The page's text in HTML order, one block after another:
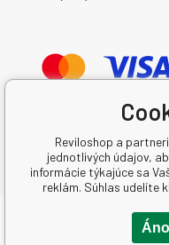
Copyright ©
Reviloshop a
jednotlivých údajov,
informácie týkajúce sa
reklám. Súhlas udelíte